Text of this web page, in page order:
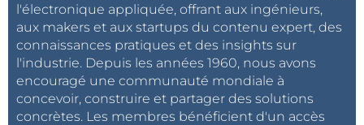
l'électronique appliquée, offrant aux ingénieurs,
aux makers et aux startups du contenu expert, des
connaissances pratiques et des insights sur
l'industrie. Depuis les années 1960, nous avons
encouragé une communauté mondiale à
concevoir, construire et partager des solutions
concrètes. Les membres bénéficient d'un accès